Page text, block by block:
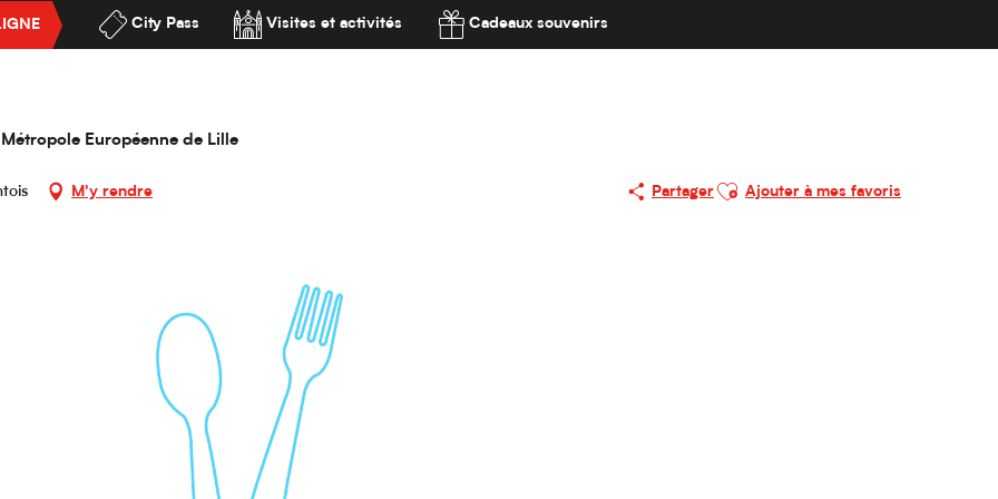
City Pass Visites et activités Cadeaux souvenirs
Européenne de Lille
Au P'tit Sainghin
M'y rendre Partager
Ajouter aux favoris
Ajouter à mes favoris